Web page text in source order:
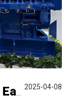
2025-04-08